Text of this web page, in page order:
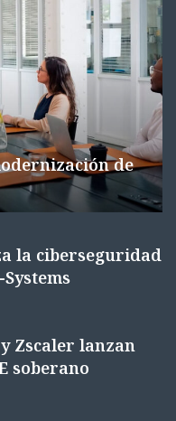
de
la ciberseguridad
Zscaler lanzan
soberano